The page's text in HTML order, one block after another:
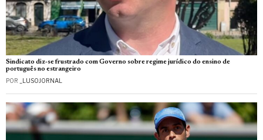
Sindicato diz-se frustrado com Governo sobre regime jurídico do ensino de
português no estrangeiro
POR _LUSOJORNAL